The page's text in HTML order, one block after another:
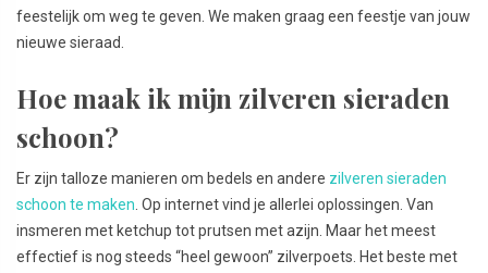
feestelijk om weg te geven. We maken graag een feestje van jouw
nieuwe sieraad.
Hoe maak ik mijn zilveren sieraden
schoon?
Er zijn talloze manieren om bedels en andere zilveren sieraden
schoon te maken . Op internet vind je allerlei oplossingen. Van
insmeren met ketchup tot prutsen met azijn. Maar het meest
effectief is nog steeds “heel gewoon” zilverpoets. Het beste met